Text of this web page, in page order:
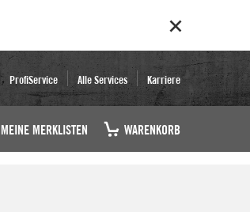
ProfiService Alle Services Karriere
MEINE MERKLISTEN WARENKORB